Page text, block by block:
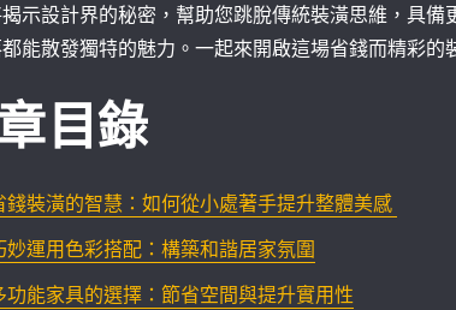
示設計界的秘密，幫助您跳脫傳統裝潢思維，具備
能散發獨特的魅力。一起來開啟這場省錢而精彩的
目錄
錢裝潢的智慧：如何從小處著手提升整體美感
妙運用色彩搭配：構築和諧居家氛圍
功能家具的選擇：節省空間與提升實用性